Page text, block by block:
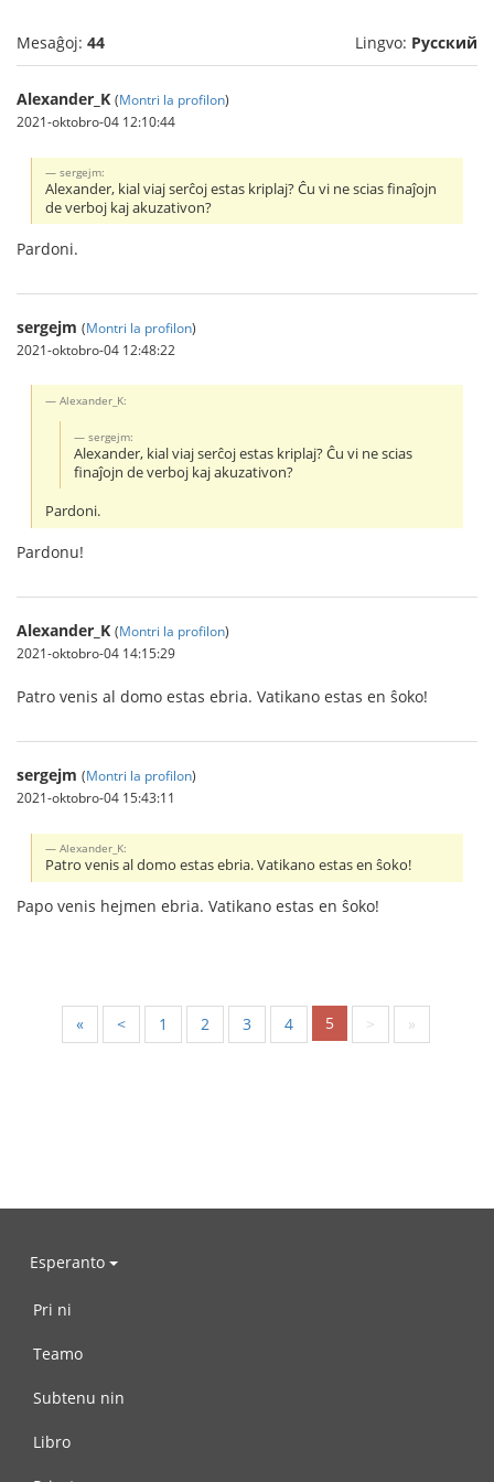
Mesaĝoj: 44 Lingvo: Русский
Alexander_K (Montri la profilon)
2021-oktobro-04 12:10:44
sergejm:
Alexander, kial viaj serĉoj estas kriplaj? Ĉu vi ne scias finaĵojn
de verboj kaj akuzativon?
Pardoni.
sergejm (Montri la profilon)
2021-oktobro-04 12:48:22
Alexander_K:
sergejm:
Alexander, kial viaj serĉoj estas kriplaj? Ĉu vi ne scias
finaĵojn de verboj kaj akuzativon?
Pardoni.
Pardonu!
Alexander_K (Montri la profilon)
2021-oktobro-04 14:15:29
Patro venis al domo estas ebria. Vatikano estas en ŝoko!
sergejm (Montri la profilon)
2021-oktobro-04 15:43:11
Alexander_K:
Patro venis al domo estas ebria. Vatikano estas en ŝoko!
Papo venis hejmen ebria. Vatikano estas en ŝoko!
« < 1 2 3 4 5 > »
Esperanto
Pri ni
Teamo
Subtenu nin
Libro